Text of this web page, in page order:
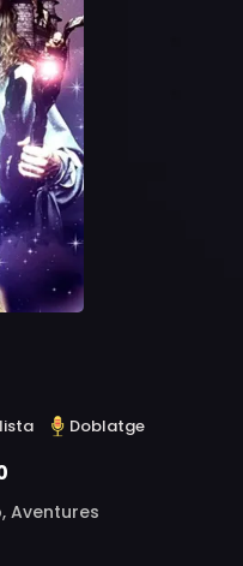
Doblatge
Aventures